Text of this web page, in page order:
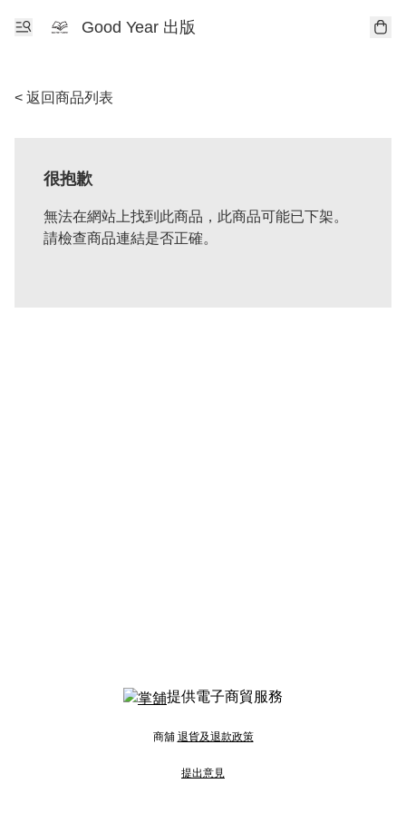
Good Year 出版
< 返回商品列表
很抱歉
無法在網站上找到此商品，此商品可能已下架。
請檢查商品連結是否正確。
提供電子商貿服務
商舖 退貨及退款政策
提出意見